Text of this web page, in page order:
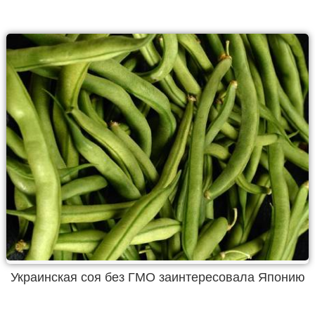
Украинская соя без ГМО заинтересовала Японию